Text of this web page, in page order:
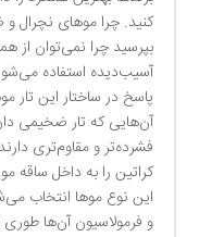
کنید. چرا موهای نچرال
بپرسید چرا نمی‌توان از
آسیب‌دیده استفاده
پاسخ در ساختار این
آن‌هایی که تار ضخیمی
فشرده‌تر و مقاوم‌تری
کراتین را به داخل ساقه
این نوع موها انتخاب
و فرمولاسیون آن‌ها طوری